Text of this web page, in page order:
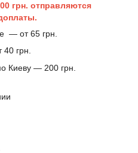
грн. отправляются
— от 65 грн.
40 грн.
Киеву — 200 грн.